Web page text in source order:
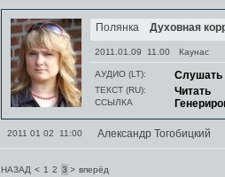
Полянка Духовная
2011.01.09 11.00 Каунас
АУДИО (LT): Слушать
ТЕКСТ (RU): Читать
ССЫЛКА
2011 01 02 11:00 Александр Тогобицкий
НАЗАД < 1 2 3 > вперёд